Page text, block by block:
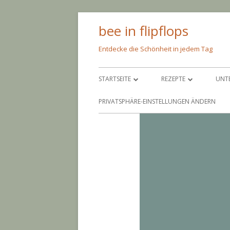
bee in flipflops
Entdecke die Schönheit in jedem Tag
Primäres
Menü
STARTSEITE
ÜBER MICH
REZEPTE
PFEIF AUF DIE KALORIEN
PRIVATSPHÄRE-EINSTELLUNGEN ÄNDERN